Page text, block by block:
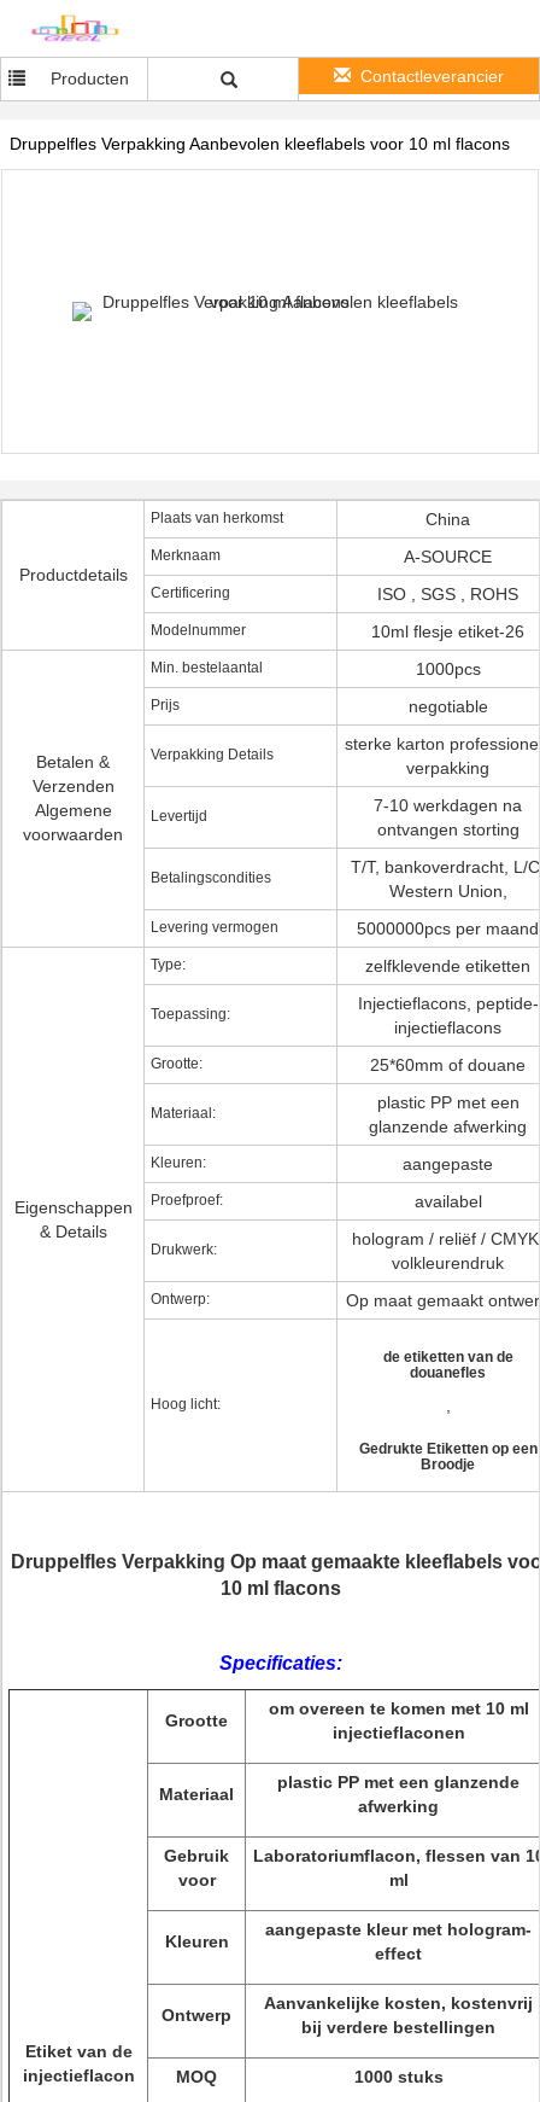
Producten Contactleverancier
Druppelfles Verpakking Aanbevolen kleeflabels voor 10 ml flacons
Productdetails
Plaats van herkomst China
Merknaam A-SOURCE
Certificering ISO , SGS , ROHS
Modelnummer 10ml flesje etiket-26
Betalen &
Verzenden
Algemene
voorwaarden
Min. bestelaantal 1000pcs
Prijs negotiable
Verpakking Details
sterke karton
verpakking
Levertijd
7-10 werkdagen na
ontvangen storting
Betalingscondities
T/T, bankoverdracht, L/
Western Union,
Levering vermogen 5000000pcs per maand
Eigenschappen
& Details
Type: zelfklevende etiketten
Toepassing:
Injectieflacons, peptide-
injectieflacons
Grootte: 25*60mm of douane
Materiaal:
plastic PP met een
glanzende afwerking
Kleuren: aangepaste
Proefproef: availabel
Drukwerk:
hologram / reliëf /
volkleurendruk
Ontwerp: Op maat gemaakt
Hoog licht:
de etiketten van de
douanefles
Gedrukte Etiketten op een
Broodje
Druppelfles Verpakking Op maat gemaakte kleeflabels
10 ml flacons
Specificaties:
Etiket van de
injectieflacon
Grootte
om overeen te komen met 10 ml
injectieflaconen
Materiaal
plastic PP met een glanzende
afwerking
Gebruik
voor
Laboratoriumflacon, flessen van
ml
Kleuren
aangepaste kleur met hologram-
effect
Ontwerp
Aanvankelijke kosten, kostenvrij
bij verdere bestellingen
MOQ 1000 stuks